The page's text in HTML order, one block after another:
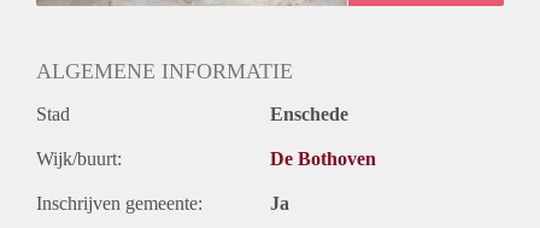
ALGEMENE INFORMATIE
Stad Enschede
Wijk/buurt: De Bothoven
Inschrijven gemeente: Ja